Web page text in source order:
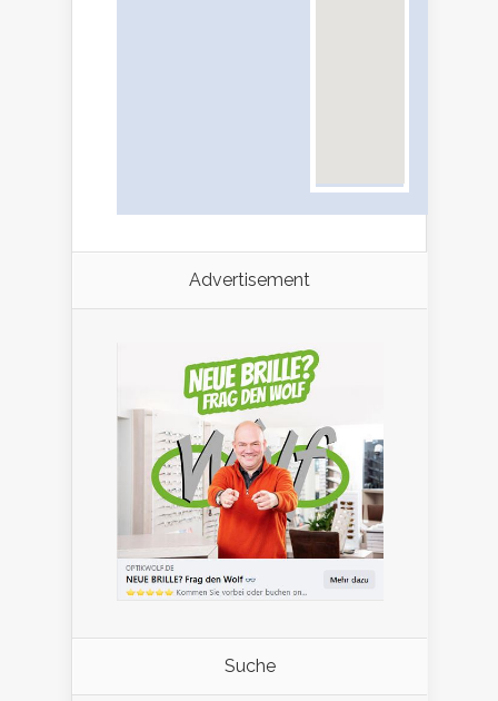
Advertisement
Suche